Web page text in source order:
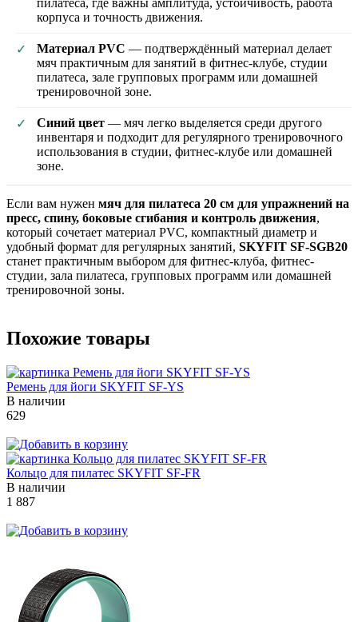
пилатеса, где важны амплитуда, устойчивость, работа
корпуса и точность движения.
✓ Материал PVC — подтверждённый материал делает
мяч практичным для занятий в фитнес-клубе, студии
пилатеса, зале групповых программ или домашней
тренировочной зоне.
✓ Синий цвет — мяч легко выделяется среди другого
инвентаря и подходит для регулярного тренировочного
использования в студии, фитнес-клубе или домашней
зоне.
Если вам нужен мяч для пилатеса 20 см для упражнений на
пресс, спину, боковые сгибания и контроль движения,
который сочетает материал PVC, компактный диаметр и
удобный формат для регулярных занятий, SKYFIT SF-SGB20
станет практичным выбором для фитнес-клуба, фитнес-
студии, зала пилатеса, групповых программ или домашней
тренировочной зоны.
Похожие товары
Ремень для йоги SKYFIT SF-YS
В наличии
629
Кольцо для пилатес SKYFIT SF-FR
В наличии
1 887